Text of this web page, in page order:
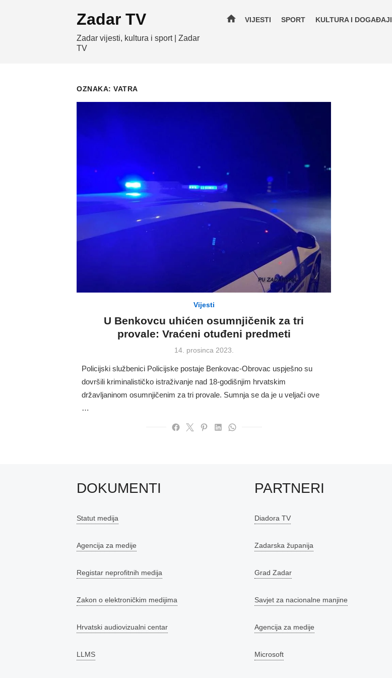
Zadar TV
Zadar vijesti, kultura i sport | Zadar
TV
home VIJESTI SPORT KULTURA I DOGAĐAJI
OZNAKA: VATRA
Vijesti
U Benkovcu uhićen osumnjičenik za tri
provale: Vraćeni otuđeni predmeti
Posted
14. prosinca 2023.
Policijski službenici Policijske postaje Benkovac-Obrovac uspješno su
dovršili kriminalističko istraživanje nad 18-godišnjim hrvatskim
državljaninom osumnjičenim za tri provale. Sumnja se da je u veljači ove
…
DOKUMENTI
Statut medija
Agencija za medije
Registar neprofitnih medija
Zakon o elektroničkim medijima
Hrvatski audiovizualni centar
LLMS
PARTNERI
Diadora TV
Zadarska županija
Grad Zadar
Savjet za nacionalne manjine
Agencija za medije
Microsoft